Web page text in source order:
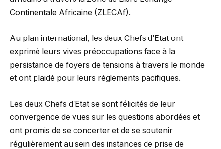
Continentale Africaine (ZLECAf).
Au plan international, les deux Chefs d’Etat ont
exprimé leurs vives préoccupations face à la
persistance de foyers de tensions à travers le monde
et ont plaidé pour leurs règlements pacifiques.
Les deux Chefs d’Etat se sont félicités de leur
convergence de vues sur les questions abordées et
ont promis de se concerter et de se soutenir
régulièrement au sein des instances de prise de